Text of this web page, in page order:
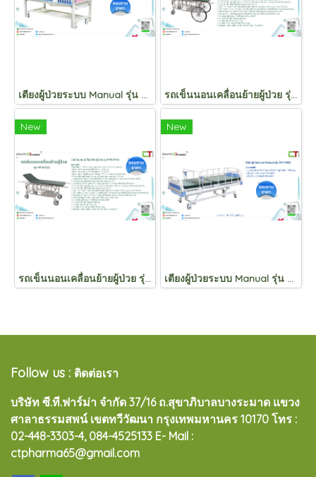
เตียงผู้ป่วยระบบ Manual รุ่น KYYE-B03 รถเข็นนอนเคลื่อนย้ายผู้ป่วย รุ่น PP038(A)
New
รถเข็นนอนเคลื่อนย้ายผู้ป่วย รุ่น PP037(A)
New
เตียงผู้ป่วยระบบ Manual รุ่น KYY-M03
Follow us : ติดต่อเรา
บริษัท ซี.ที.ฟาร์ม่า จำกัด 37/16 ถ.สุขาภิบาลบางระมาด แขวง
ศาลาธรรมสพน์ เขตทวีวัฒนา กรุงเทพมหานคร 10170 โทร :
02-448-3303-4, 084-4525133 E- Mail :
ctpharma65@gmail.com